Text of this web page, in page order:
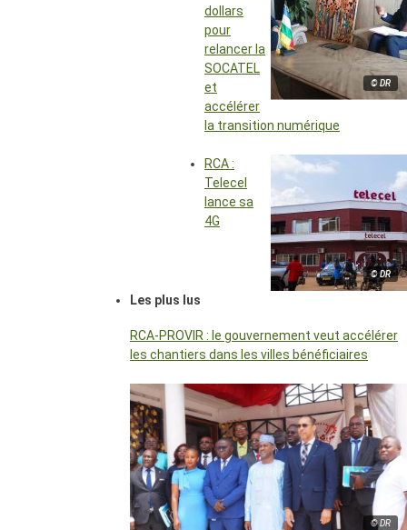
© DR
dollars
pour
relancer la
SOCATEL
et
accélérer
la transition numérique
© DR
RCA :
Telecel
lance sa
4G
Les plus lus
RCA-PROVIR : le gouvernement veut accélérer
les chantiers dans les villes bénéficiaires
© DR